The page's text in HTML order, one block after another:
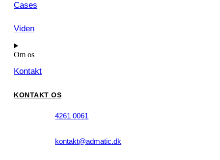
Cases
Viden
Om os
Kontakt
KONTAKT OS
4261 0061
kontakt@admatic.dk